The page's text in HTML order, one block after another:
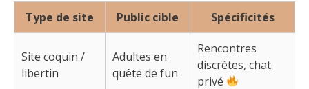
Type de site Public cible Spécificités
Site coquin /
libertin
Adultes en
quête de fun
Rencontres
discrètes, chat
privé